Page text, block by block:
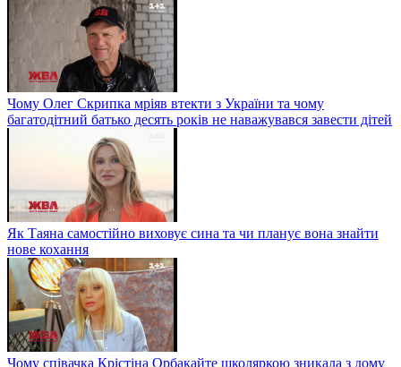
Чому Олег Скрипка мріяв втекти з України та чому
багатодітний батько десять років не наважувався завести дітей
Як Таяна самостійно виховує сина та чи планує вона знайти
нове кохання
Чому співачка Крістіна Орбакайте школяркою зникала з дому